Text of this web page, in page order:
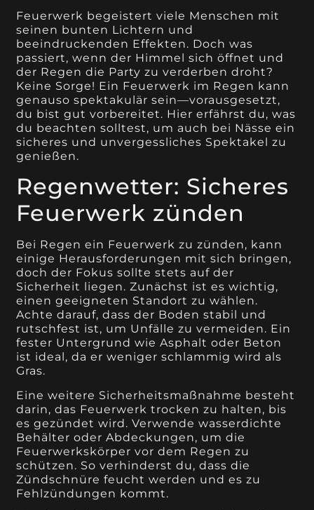
Feuerwerk begeistert viele Menschen mit
seinen bunten Lichtern und
beeindruckenden Effekten. Doch was
passiert, wenn der Himmel sich öffnet und
der Regen die Party zu verderben droht?
Keine Sorge! Ein Feuerwerk im Regen kann
genauso spektakulär sein—vorausgesetzt,
du bist gut vorbereitet. Hier erfährst du, was
du beachten solltest, um auch bei Nässe ein
sicheres und unvergessliches Spektakel zu
genießen.
Regenwetter: Sicheres
Feuerwerk zünden
Bei Regen ein Feuerwerk zu zünden, kann
einige Herausforderungen mit sich bringen,
doch der Fokus sollte stets auf der
Sicherheit liegen. Zunächst ist es wichtig,
einen geeigneten Standort zu wählen.
Achte darauf, dass der Boden stabil und
rutschfest ist, um Unfälle zu vermeiden. Ein
fester Untergrund wie Asphalt oder Beton
ist ideal, da er weniger schlammig wird als
Gras.
Eine weitere Sicherheitsmaßnahme besteht
darin, das Feuerwerk trocken zu halten, bis
es gezündet wird. Verwende wasserdichte
Behälter oder Abdeckungen, um die
Feuerwerkskörper vor dem Regen zu
schützen. So verhinderst du, dass die
Zündschnüre feucht werden und es zu
Fehlzündungen kommt.